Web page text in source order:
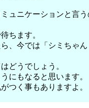
ュニケーションと言う
ちます。
今では「シミちゃ
どうでしょう。
にもなると思います。
つく事もありますよ。